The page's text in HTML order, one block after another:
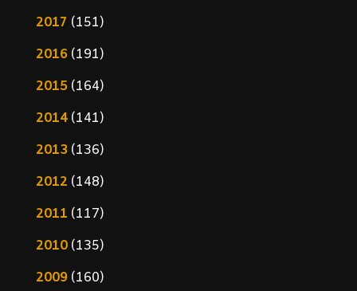
2017 (151)
2016(191)
2015(164)
2014(141)
2013(136)
2012 (148)
2011 (117)
2010(135)
2009(160)